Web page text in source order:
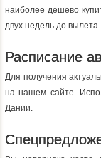
наиболее дешево
двух недель до вылета.
Расписание
Для получения
на нашем сайте.
Дании.